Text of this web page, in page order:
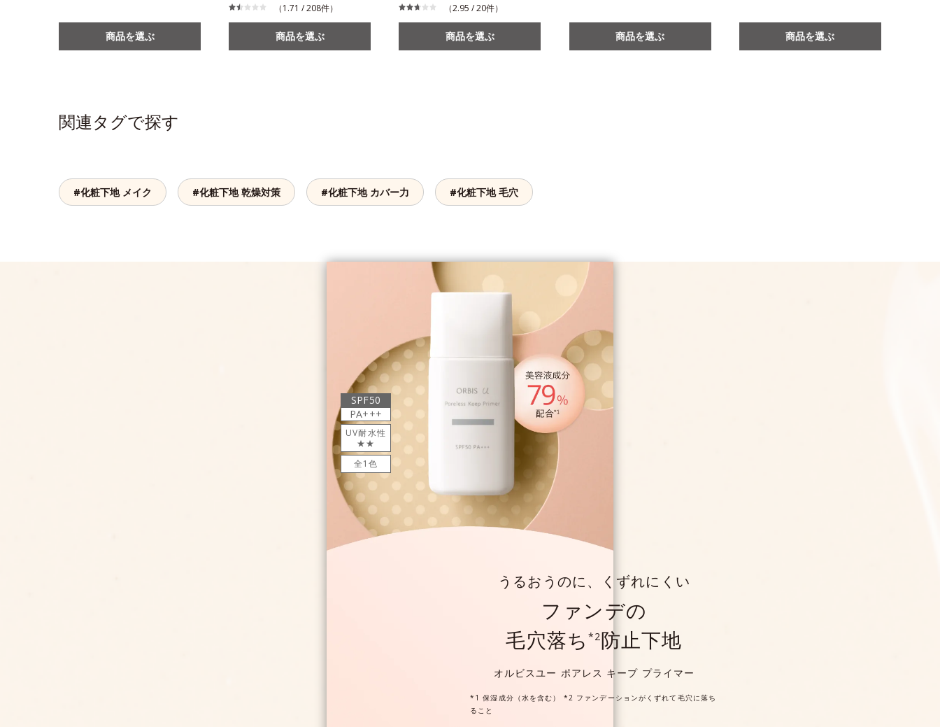
商品を選ぶ
（1.71 / 208件）
商品を選ぶ
（2.95 / 20件）
商品を選ぶ 商品を選ぶ 商品を選ぶ
関連タグで探す
#化粧下地 メイク #化粧下地 乾燥対策 #化粧下地 カバー力 #化粧下地 毛穴
SPF50
PA+++
UV耐水性
★★
全1色
うるおうのに、くずれにくい
ファンデの
毛穴落ち *2防止下地
オルビスユー ポアレス キープ プライマー
*1 保湿成分（水を含む） *2 ファンデーションがくずれて毛穴に落ち
ること